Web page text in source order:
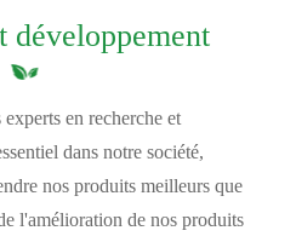
développement
en recherche et
dans notre société,
nos produits meilleurs que
l'amélioration de nos produits